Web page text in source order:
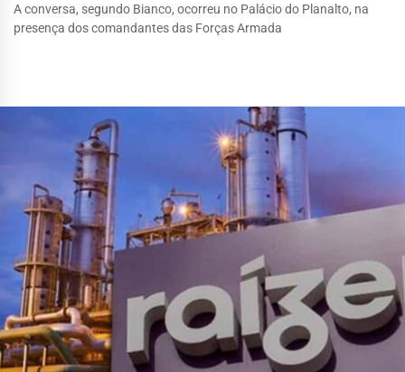
A conversa, segundo Bianco, ocorreu no Palácio do Planalto, na
presença dos comandantes das Forças Armada